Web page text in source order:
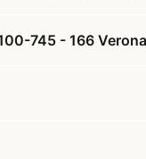
745 - 166